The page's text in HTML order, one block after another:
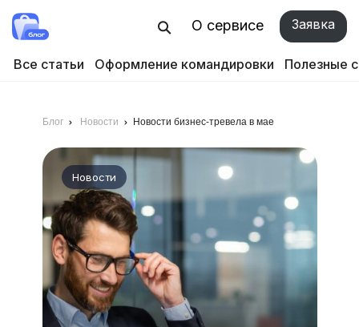
О сервисе Заявка
Все статьи Оформление командировки Полезные
Блог Новости Новости бизнес-тревела в мае
Новости